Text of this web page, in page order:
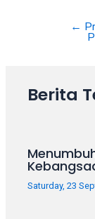
←
Berita
Saturday, 23